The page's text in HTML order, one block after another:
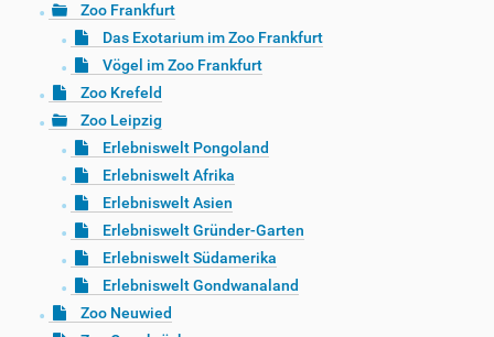
Zoo Frankfurt
Das Exotarium im Zoo Frankfurt
Vögel im Zoo Frankfurt
Zoo Krefeld
Zoo Leipzig
Erlebniswelt Pongoland
Erlebniswelt Afrika
Erlebniswelt Asien
Erlebniswelt Gründer-Garten
Erlebniswelt Südamerika
Erlebniswelt Gondwanaland
Zoo Neuwied